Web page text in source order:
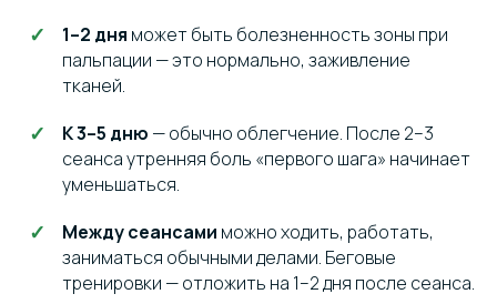
1–2 дня может быть болезненность зоны при
пальпации — это нормально, заживление
тканей.
К 3–5 дню — обычно облегчение. После 2–3
сеанса утренняя боль «первого шага» начинает
уменьшаться.
Между сеансами можно ходить, работать,
заниматься обычными делами. Беговые
тренировки — отложить на 1–2 дня после сеанса.